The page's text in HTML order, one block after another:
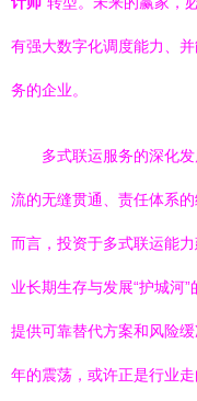
有强大数字化调度能力、
务的企业。
多式联运服务的深化
流的无缝贯通、责任体系
而言，投资于多式联运能
业长期生存与发展“护城河
提供可靠替代方案和风险
年的震荡，或许正是行业